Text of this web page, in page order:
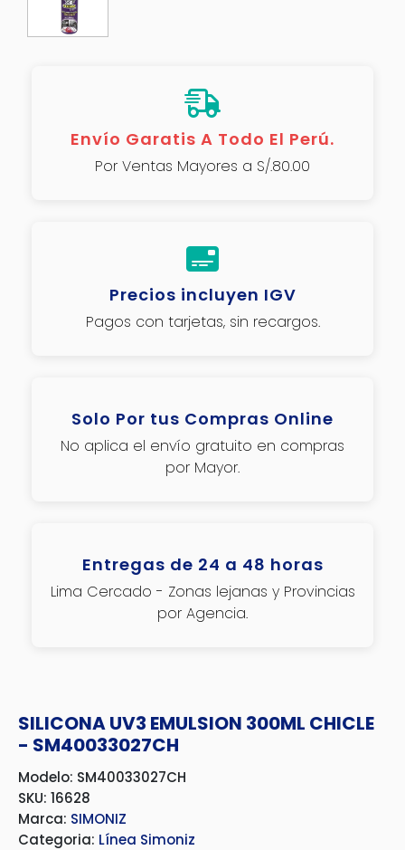
Envío Garatis A Todo El Perú.
Por Ventas Mayores a S/.80.00
Precios incluyen IGV
Pagos con tarjetas, sin recargos.
Solo Por tus Compras Online
No aplica el envío gratuito en compras
por Mayor.
Entregas de 24 a 48 horas
Lima Cercado - Zonas lejanas y Provincias
por Agencia.
SILICONA UV3 EMULSION 300ML CHICLE
- SM40033027CH
Modelo: SM40033027CH
SKU: 16628
Marca: SIMONIZ
Categoria: Línea Simoniz